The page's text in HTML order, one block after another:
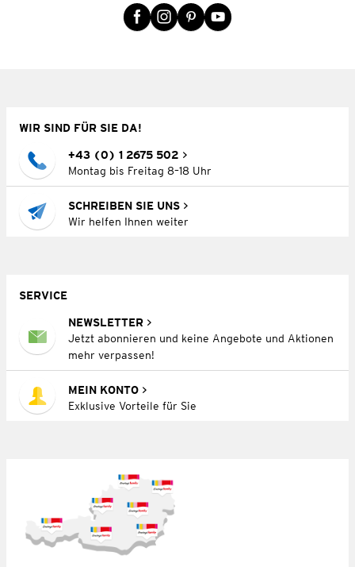
WIR SIND FÜR SIE DA!
+43 (0) 1 2675 502
Montag bis Freitag 8–18 Uhr
SCHREIBEN SIE UNS
Wir helfen Ihnen weiter
SERVICE
NEWSLETTER
Jetzt abonnieren und keine Angebote und Aktionen
mehr verpassen!
MEIN KONTO
Exklusive Vorteile für Sie